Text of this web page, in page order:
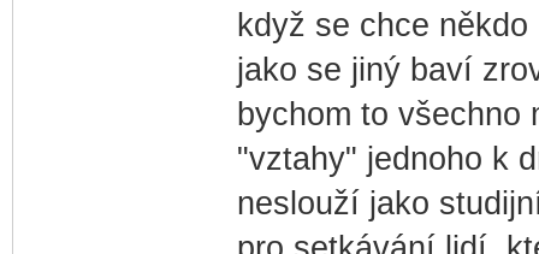
když se chce
jako se jiný baví
bychom to všechno
"vztahy" jednoho k
neslouží jako